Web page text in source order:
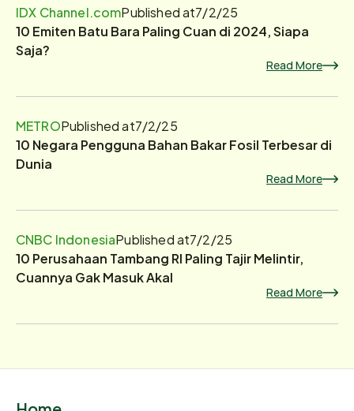
IDX Channel.comPublished at7/2/25
10 Emiten Batu Bara Paling Cuan di 2024, Siapa
Saja?
Read More
METROPublished at7/2/25
10 Negara Pengguna Bahan Bakar Fosil Terbesar di
Dunia
Read More
CNBC IndonesiaPublished at7/2/25
10 Perusahaan Tambang RI Paling Tajir Melintir,
Cuannya Gak Masuk Akal
Read More